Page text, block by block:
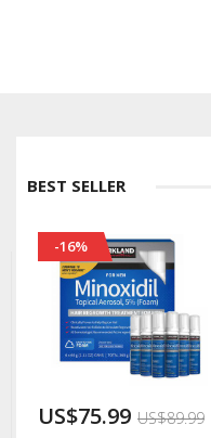
BEST SELLER
-16%
US$75.99 US$89.99